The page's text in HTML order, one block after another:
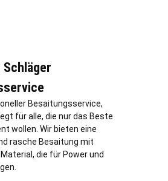
Schläger
Besaitungsservice,
für alle, die nur das Beste
wollen. Wir bieten eine
rasche Besaitung mit
die für Power und